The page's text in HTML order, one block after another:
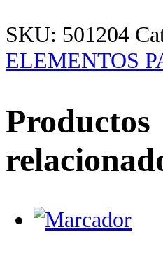
SKU: 501204
ELEMENTOS
Productos